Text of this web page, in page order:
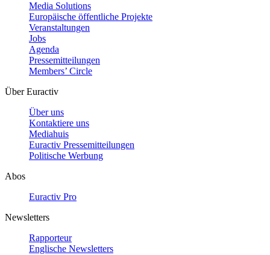
Media Solutions
Europäische öffentliche Projekte
Veranstaltungen
Jobs
Agenda
Pressemitteilungen
Members’ Circle
Über Euractiv
Über uns
Kontaktiere uns
Mediahuis
Euractiv Pressemitteilungen
Politische Werbung
Abos
Euractiv Pro
Newsletters
Rapporteur
Englische Newsletters